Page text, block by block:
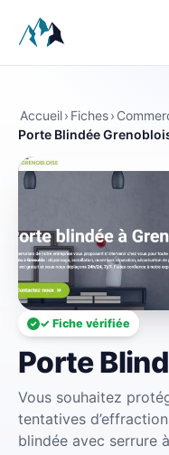
Accueil› Fiches›
Porte Blindée
✓ Fiche vérifiée
Porte
Vous souhaitez
tentatives
blindée avec serrure